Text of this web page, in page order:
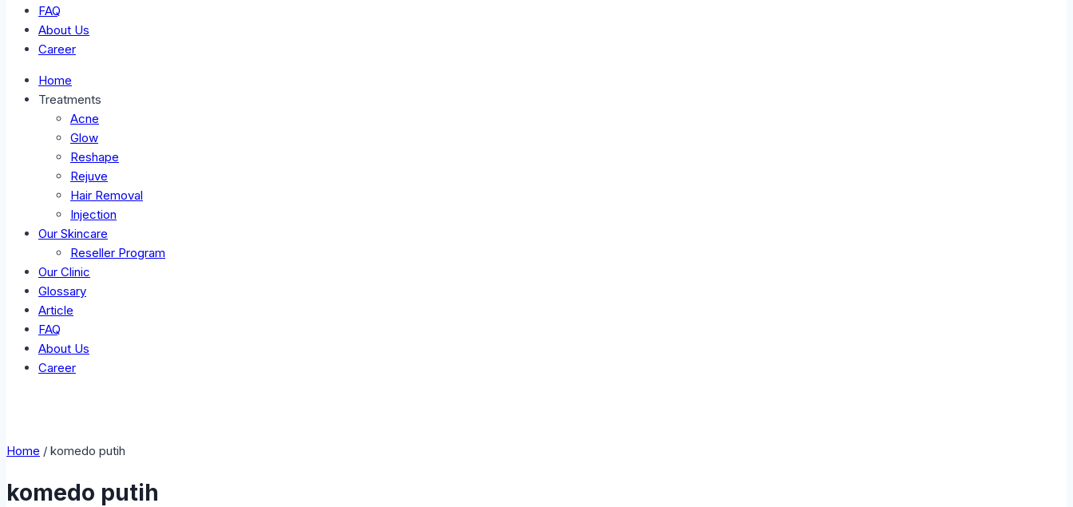
FAQ
About Us
Career
Home
Treatments
Acne
Glow
Reshape
Rejuve
Hair Removal
Injection
Our Skincare
Reseller Program
Our Clinic
Glossary
Article
FAQ
About Us
Career
Home / komedo putih
komedo putih